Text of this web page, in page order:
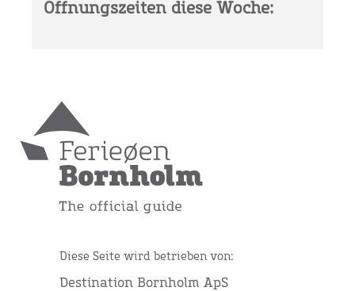
Öffnungszeiten diese Woche:
Diese Seite wird betrieben von:
Destination Bornholm ApS